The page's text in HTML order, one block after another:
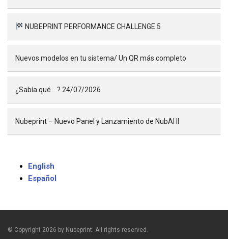
NUBEPRINT PERFORMANCE CHALLENGE 5
Nuevos modelos en tu sistema/ Un QR más completo
¿Sabía qué …? 24/07/2026
Nubeprint – Nuevo Panel y Lanzamiento de NubAI II
English
Español
© Copyright 2026 by Nubeprint. All rights reserved.